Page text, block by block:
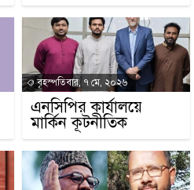
বৃহস্পতিবার, ৭ মে, ২০২৬
এনসিপির কার্যালয়ে
মার্কিন কূটনীতিক